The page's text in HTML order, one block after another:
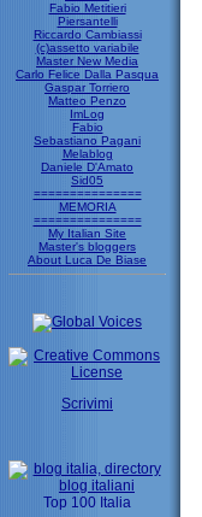
Fabio Metitieri
Piersantelli
Riccardo Cambiassi
(c)assetto variabile
Master New Media
Carlo Felice Dalla Pasqua
Gaspar Torriero
Matteo Penzo
ImLog
Fabio
Sebastiano Pagani
Melablog
Daniele D'Amato
Sid05
===============
MEMORIA
===============
My Italian Site
Master's bloggers
About Luca De Biase
Scrivimi